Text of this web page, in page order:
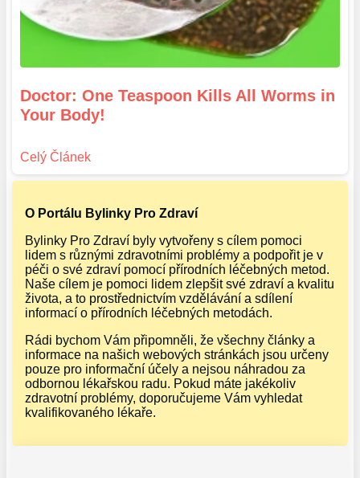
Doctor: One Teaspoon Kills All Worms in
Your Body!
O Portálu Bylinky Pro Zdraví
Bylinky Pro Zdraví byly vytvořeny s cílem pomoci
lidem s různými zdravotními problémy a podpořit je v
péči o své zdraví pomocí přírodních léčebných metod.
Naše cílem je pomoci lidem zlepšit své zdraví a kvalitu
života, a to prostřednictvím vzdělávání a sdílení
informací o přírodních léčebných metodách.
Rádi bychom Vám připomněli, že všechny články a
informace na našich webových stránkách jsou určeny
pouze pro informační účely a nejsou náhradou za
odbornou lékařskou radu. Pokud máte jakékoliv
zdravotní problémy, doporučujeme Vám vyhledat
kvalifikovaného lékaře.